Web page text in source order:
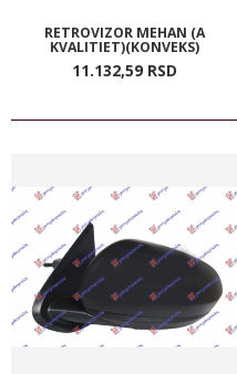
RETROVIZOR MEHAN (A
KVALITIET)(KONVEKS)
11.132,59 RSD